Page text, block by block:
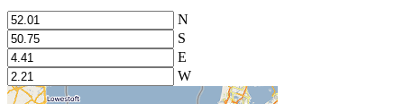
N
S
E
W